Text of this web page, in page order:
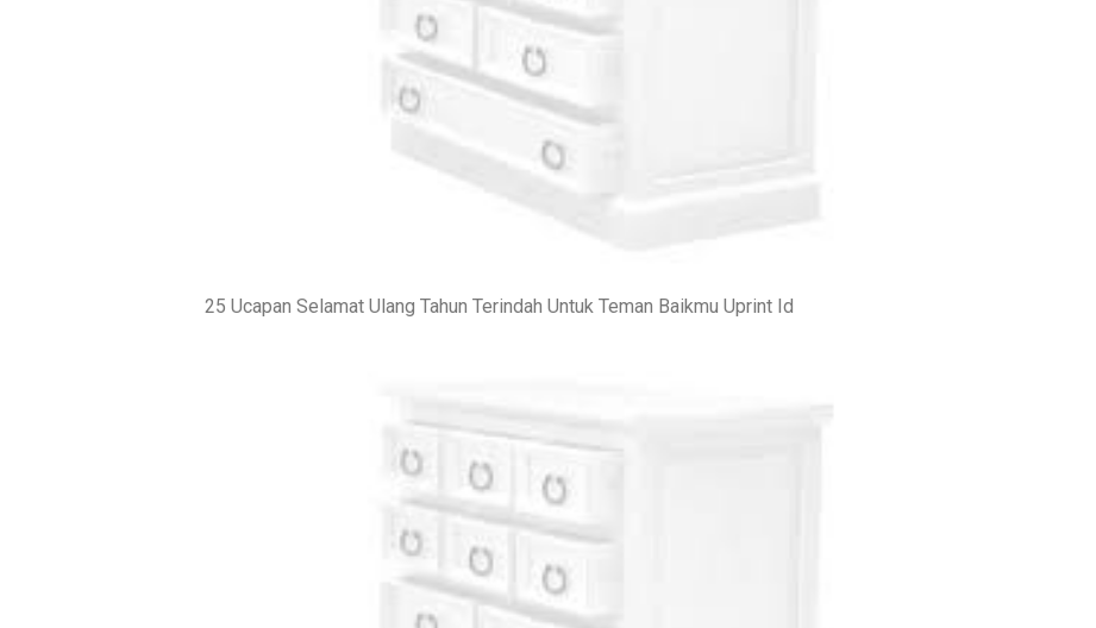
25 Ucapan Selamat Ulang Tahun Terindah Untuk Teman Baikmu Uprint Id